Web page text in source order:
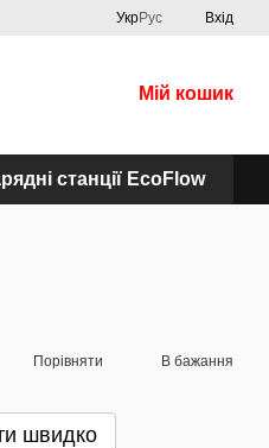
УкрРус Вхід
Мій кошик
станції EcoFlow
Порівняти В бажання
швидко